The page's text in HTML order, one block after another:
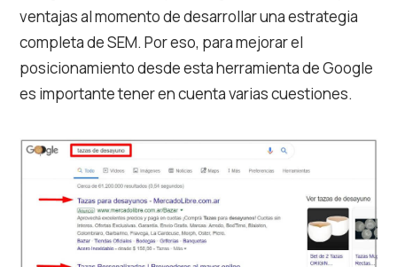
ventajas al momento de desarrollar una estrategia
completa de SEM. Por eso, para mejorar el
posicionamiento desde esta herramienta de Google
es importante tener en cuenta varias cuestiones.